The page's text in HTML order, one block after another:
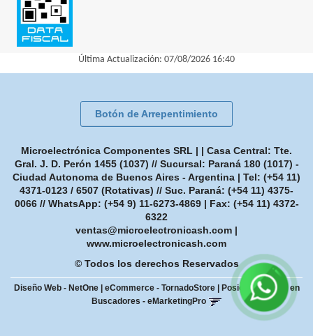
Última Actualización: 07/08/2026 16:40
Botón de Arrepentimiento
Microelectrónica Componentes SRL | | Casa Central: Tte.
Gral. J. D. Perón 1455 (1037) // Sucursal: Paraná 180 (1017) -
Ciudad Autonoma de Buenos Aires - Argentina | Tel: (+54 11)
4371-0123 / 6507 (Rotativas) // Suc. Paraná: (+54 11) 4375-
0066 // WhatsApp: (+54 9) 11-6273-4869| Fax: (+54 11) 4372-
6322
ventas@microelectronicash.com |
www.microelectronicash.com
© Todos los derechos Reservados
Diseño Web - NetOne| eCommerce - TornadoStore|
Posicionamiento en
Buscadores - eMarketingPro